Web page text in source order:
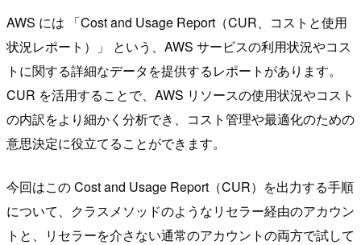
AWS には 「Cost and Usage Report（CUR、コストと使用
状況レポート）」 という、AWS サービスの利用状況やコス
トに関する詳細なデータを提供するレポートがあります。
CUR を活用することで、AWS リソースの使用状況やコスト
の内訳をより細かく分析でき、コスト管理や最適化のための
意思決定に役立てることができます。
今回はこの Cost and Usage Report（CUR）を出力する手順
について、クラスメソッドのようなリセラー経由のアカウン
トと、リセラーを介さない通常のアカウントの両方で試して